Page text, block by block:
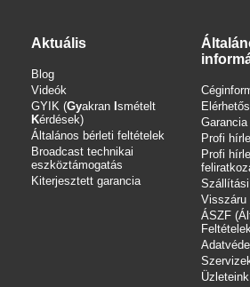
Aktuális
Blog
Videók
GYIK (Gyakran smételt
Kérdések)
Általános bérleti feltételek
Broadcast technikai
eszköztámogatás
Kiterjesztett garancia
Profi
Profi
Visszáru
ÁSZF
Üzleteink